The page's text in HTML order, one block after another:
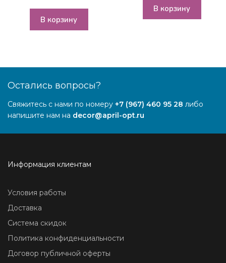
В корзину
В корзину
Остались вопросы?
Свяжитесь с нами по номеру +7 (967) 460 95 28 либо
напишите нам на decor@april-opt.ru
Информация клиентам
Условия работы
Доставка
Система скидок
Политика конфиденциальности
Договор публичной оферты